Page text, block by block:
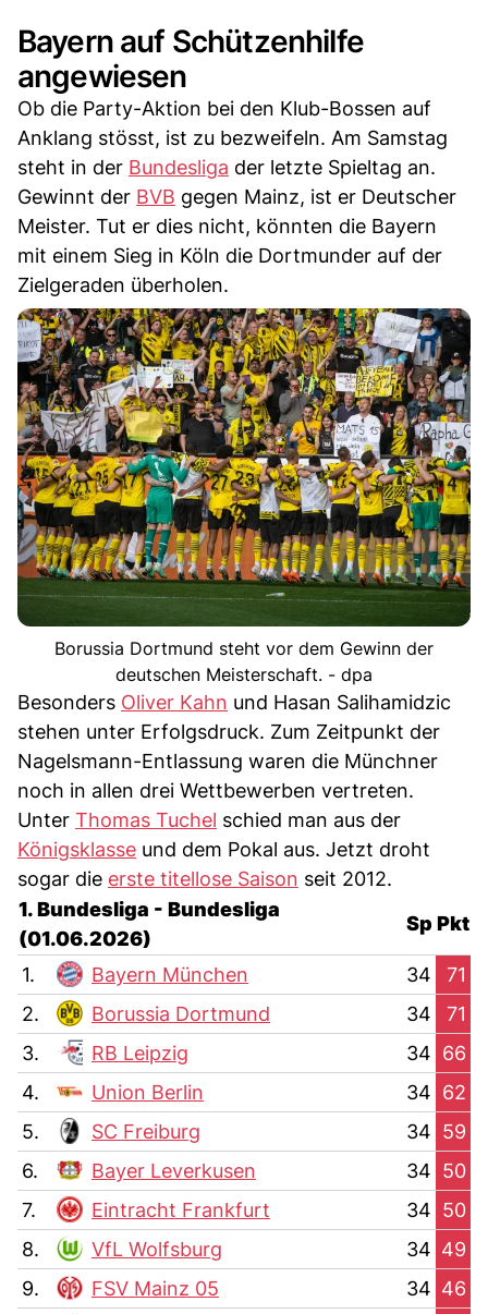
Bayern auf Schützenhilfe
angewiesen
Ob die Party-Aktion bei den Klub-Bossen auf
Anklang stösst, ist zu bezweifeln. Am Samstag
steht in der Bundesliga der letzte Spieltag an.
Gewinnt der BVB gegen Mainz, ist er Deutscher
Meister. Tut er dies nicht, könnten die Bayern
mit einem Sieg in Köln die Dortmunder auf der
Zielgeraden überholen.
Borussia Dortmund steht vor dem Gewinn der
deutschen Meisterschaft. - dpa
Besonders Oliver Kahn und Hasan Salihamidzic
stehen unter Erfolgsdruck. Zum Zeitpunkt der
Nagelsmann-Entlassung waren die Münchner
noch in allen drei Wettbewerben vertreten.
Unter Thomas Tuchel schied man aus der
Königsklasse und dem Pokal aus. Jetzt droht
sogar die erste titellose Saison seit 2012.
1. Bundesliga - Bundesliga
(01.06.2026)
Sp Pkt
1. Bayern München 34
71
2.
Borussia Dortmund 34
71
3.
RB Leipzig 34 66
4.
Union Berlin 34 62
5.
SC Freiburg 34 59
6.
Bayer Leverkusen 34 50
7.
Eintracht Frankfurt 34 50
8.
VfL Wolfsburg 34 49
9.
FSV Mainz 05 34 46